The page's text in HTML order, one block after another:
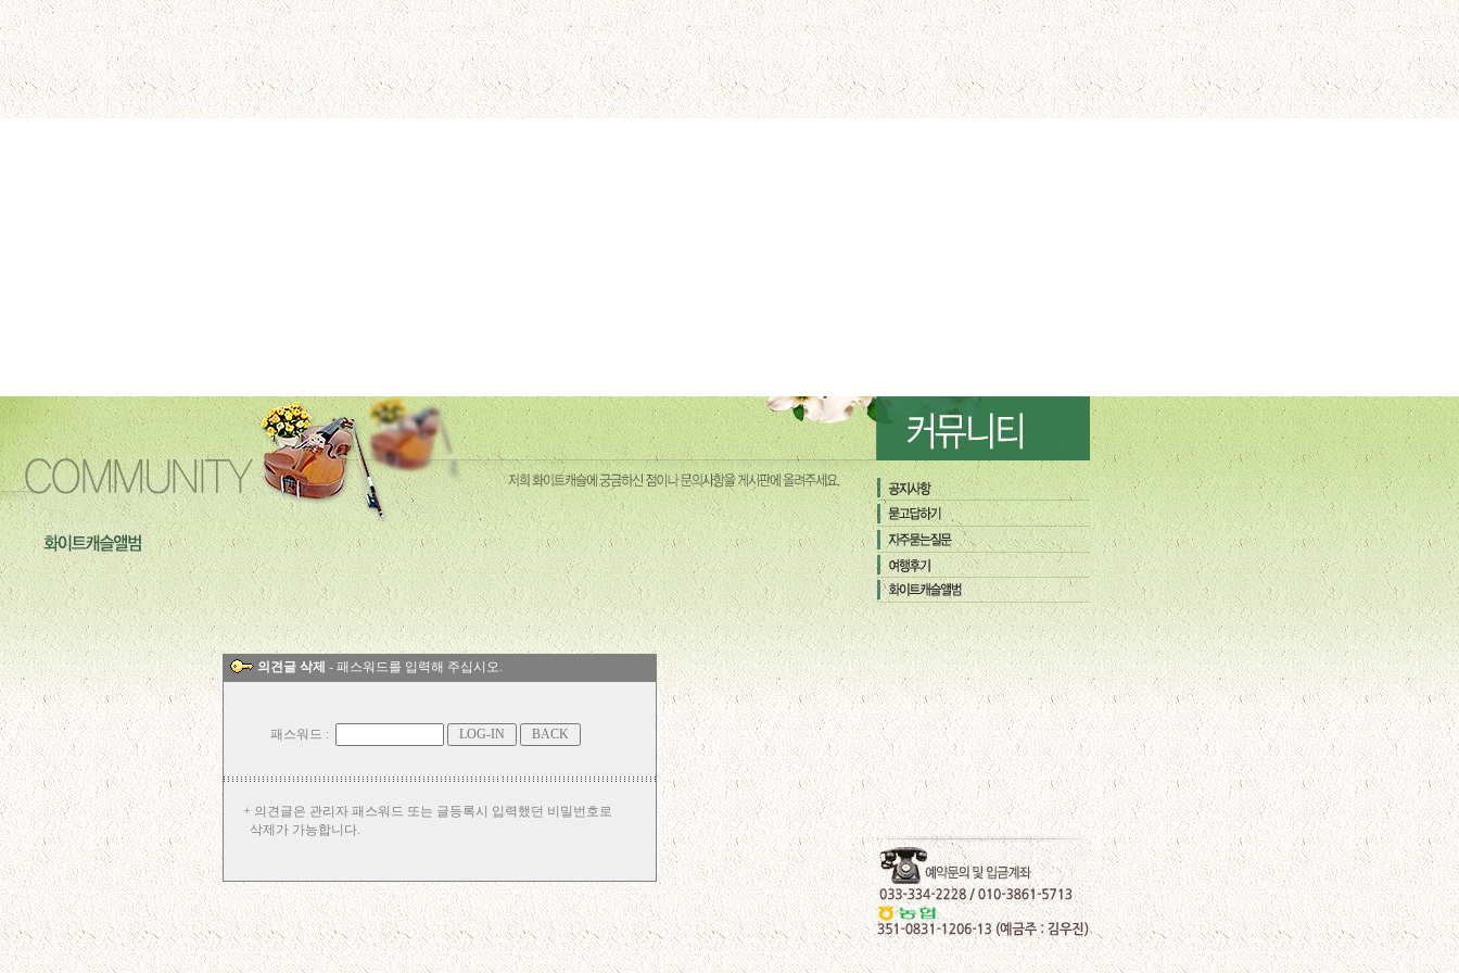
의견글 삭제 - 패스워드를 입력해 주십시오.
패스워드 :
+ 의견글은 관리자 패스워드 또는 글등록시 입력했던 비밀번호로
삭제가 가능합니다.